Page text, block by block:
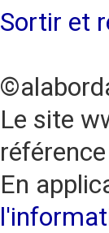
Sortir et
Le site
En